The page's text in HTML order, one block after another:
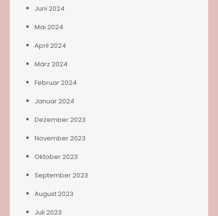
Juni 2024
Mai 2024
April 2024
März 2024
Februar 2024
Januar 2024
Dezember 2023
November 2023
Oktober 2023
September 2023
August 2023
Juli 2023